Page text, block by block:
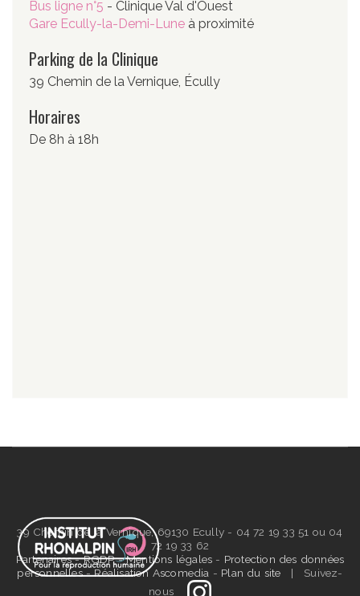
Bus ligne n°5 - Clinique Val d'Ouest
Gare Ecully-la-Demi-Lune à proximité
Parking de la Clinique
39 Chemin de la Vernique, Écully
Horaires
De 8h à 18h
39 Chemin de la Vernique, 69130 Ecully - 04 72 19 33 51 ou 04
72 19 33 62
Partenaires-RGDP-Mentions légales - Protection des données
personnelles-Réalisation Ascomedia - Plan du site | Suivez-
nous